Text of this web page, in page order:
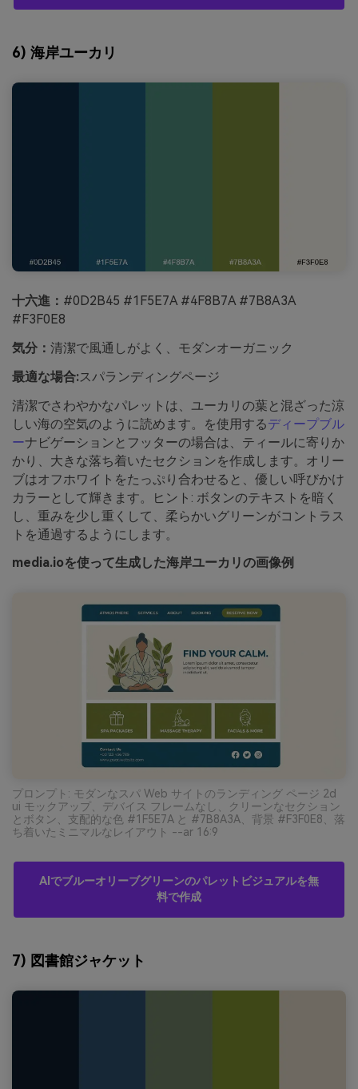
6) 海岸ユーカリ
十六進： #0D2B45 #1F5E7A #4F8B7A #7B8A3A
#F3F0E8
気分： 清潔で風通しがよく、モダンオーガニック
最適な場合:スパランディングページ
清潔でさわやかなパレットは、ユーカリの葉と混ざった涼
しい海の空気のように読めます。を使用するディープブル
ーナビゲーションとフッターの場合は、ティールに寄りか
かり、大きな落ち着いたセクションを作成します。オリー
ブはオフホワイトをたっぷり合わせると、優しい呼びかけ
カラーとして輝きます。ヒント: ボタンのテキストを暗く
し、重みを少し重くして、柔らかいグリーンがコントラス
トを通過するようにします。
media.ioを使って生成した海岸ユーカリの画像例
プロンプト: モダンなスパ Web サイトのランディング ページ 2d
ui モックアップ、デバイス フレームなし、クリーンなセクション
とボタン、支配的な色 #1F5E7A と #7B8A3A、背景 #F3F0E8、落
ち着いたミニマルなレイアウト --ar 16:9
AIでブルーオリーブグリーンのパレットビジュアルを無
料で作成
7) 図書館ジャケット